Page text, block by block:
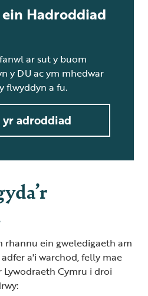
Hadroddiad
ar sut y buom
y DU ac ym mhedwar
flwyddyn a fu.
adroddiad
rhannu ein gweledigaeth am
a'i warchod, felly mae
Lywodraeth Cymru i droi